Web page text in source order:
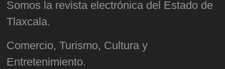
Somos la revista electrónica del Estado de
Tlaxcala.
Comercio, Turismo, Cultura y
Entretenimiento.